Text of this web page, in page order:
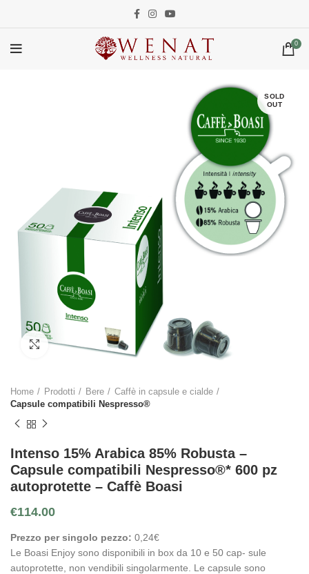
0
SOLD
OUT
Click to enlarge
Home Prodotti Bere
Caffè in capsule e cialde
Capsule compatibili Nespresso®
Intenso 15% Arabica 85% Robusta –
Capsule compatibili Nespresso®* 600 pz
autoprotette – Caffè Boasi
€114.00
Prezzo per singolo pezzo: 0,24€
Le Boasi Enjoy sono disponibili in box da 10 e 50 cap- sule
autoprotette, non vendibili singolarmente. Le capsule sono